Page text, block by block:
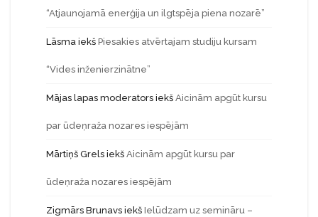
“Atjaunojamā enerģija un ilgtspēja piena nozarē”
Lāsma iekš Piesakies atvērtajam studiju kursam
“Vides inženierzinātne”
Mājas lapas moderators iekš Aicinām apgūt kursu
par ūdeņraža nozares iespējām
Mārtiņš Grels iekš Aicinām apgūt kursu par
ūdeņraža nozares iespējām
Zigmārs Brunavs iekš Ielūdzam uz semināru –